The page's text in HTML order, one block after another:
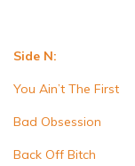
Side N:
You Ain’t The First
Bad Obsession
Back Off Bitch